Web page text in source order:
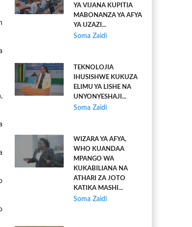
YA VIJANA KUPITIA
MABONANZA YA AFYA
YA UZAZI...
Soma Zaidi
TEKNOLOJIA
IHUSISHWE KUKUZA
ELIMU YA LISHE NA
UNYONYESHAJI...
Soma Zaidi
WIZARA YA AFYA,
WHO KUANDAA
MPANGO WA
KUKABILIANA NA
ATHARI ZA JOTO
KATIKA MASHI...
Soma Zaidi